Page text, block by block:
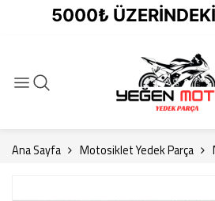
5000₺ ÜZERİNDEKİ
Ana Sayfa Motosiklet Yedek Parça